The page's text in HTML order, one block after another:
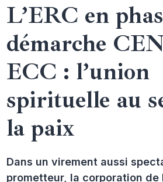
L’ERC en
démarche
ECC : l’union
spirituelle au
la paix
Dans un virement aussi
prometteur, la corporation